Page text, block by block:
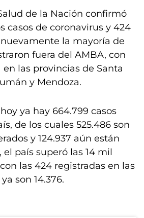
de la Nación confirmó
casos de coronavirus y 424
la mayoría de
fuera del AMBA, con
las provincias de Santa
y Mendoza.
ya hay 664.799 casos
de los cuales 525.486 son
y 124.937 aún están
el país superó las 14 mil
las 424 registradas en las
son 14.376.